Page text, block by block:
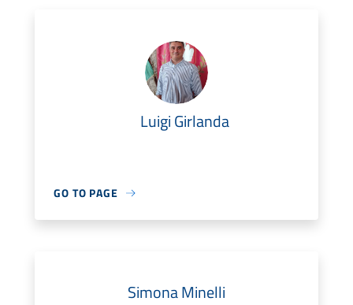
Luigi Girlanda
GO TO PAGE
Simona Minelli